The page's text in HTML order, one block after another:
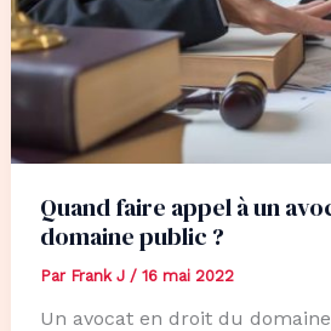
Quand faire appel à un
domaine public ?
Par Frank J / 16 mai 2022
Un avocat en droit du